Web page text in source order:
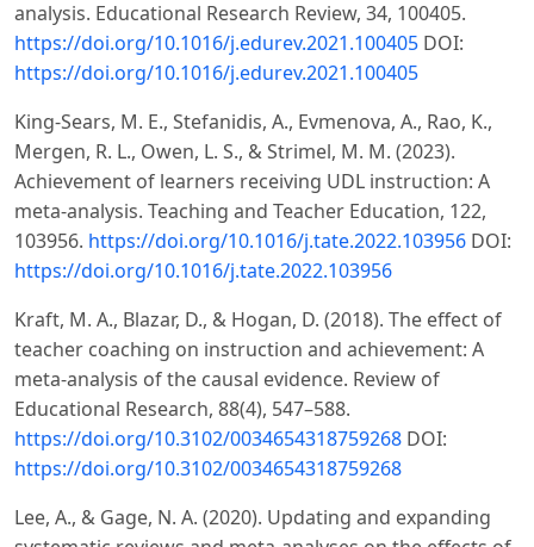
analysis. Educational Research Review, 34, 100405.
https://doi.org/10.1016/j.edurev.2021.100405 DOI:
https://doi.org/10.1016/j.edurev.2021.100405
King-Sears, M. E., Stefanidis, A., Evmenova, A., Rao, K.,
Mergen, R. L., Owen, L. S., & Strimel, M. M. (2023).
Achievement of learners receiving UDL instruction: A
meta-analysis. Teaching and Teacher Education, 122,
103956. https://doi.org/10.1016/j.tate.2022.103956 DOI:
https://doi.org/10.1016/j.tate.2022.103956
Kraft, M. A., Blazar, D., & Hogan, D. (2018). The effect of
teacher coaching on instruction and achievement: A
meta-analysis of the causal evidence. Review of
Educational Research, 88(4), 547–588.
https://doi.org/10.3102/0034654318759268 DOI:
https://doi.org/10.3102/0034654318759268
Lee, A., & Gage, N. A. (2020). Updating and expanding